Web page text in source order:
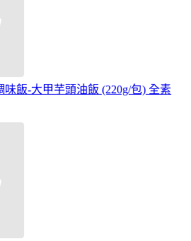
味飯-大甲芋頭油飯 (220g/包) 全素